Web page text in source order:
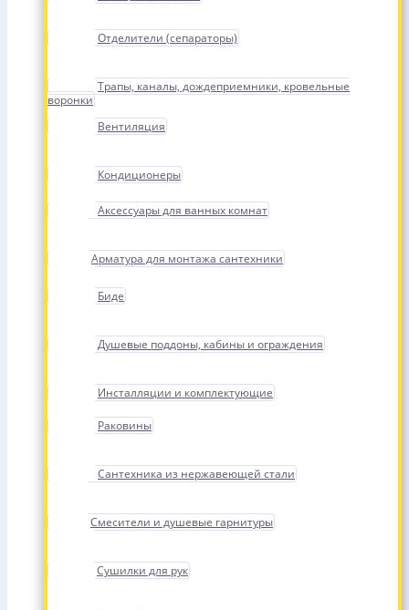
Отделители (сепараторы)
Трапы, каналы, дождеприемники, кровельные
воронки
Вентиляция
Кондиционеры
Аксессуары для ванных комнат
Арматура для монтажа сантехники
Биде
Душевые поддоны, кабины и ограждения
Инсталляции и комплектующие
Раковины
Сантехника из нержавеющей стали
Смесители и душевые гарнитуры
Сушилки для рук